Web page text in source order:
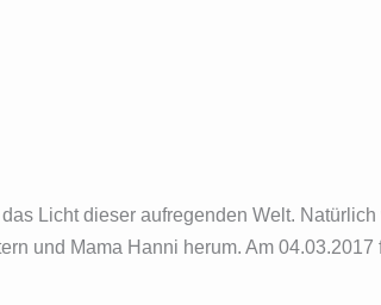
Licht dieser aufregenden Welt. Natürlich
und Mama Hanni herum. Am 04.03.2017